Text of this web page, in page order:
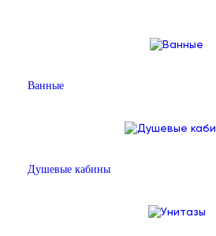
Ванные
Душевые кабины